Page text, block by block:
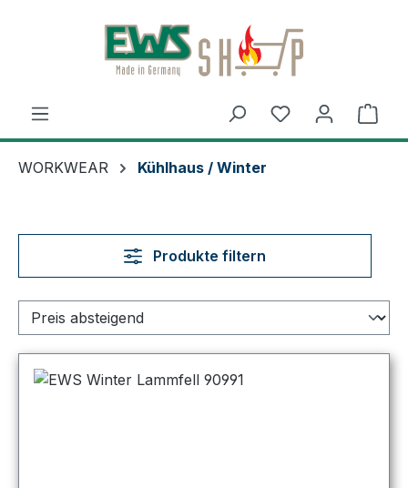
Zum Hauptinhalt springen
WORKWEAR Kühlhaus / Winter
Produkte filtern